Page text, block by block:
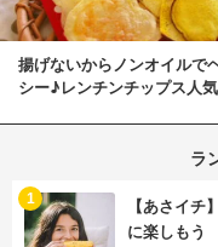
揚げないからノンオイルで
シー♪レンチンチップス人
ラ
【あさイチ
に楽しもう
1